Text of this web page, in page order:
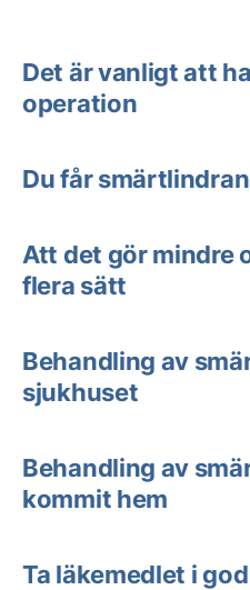
Det är vanligt att
operation
Du får
Att det gör mindre
flera sätt
Behandling av
sjukhuset
Behandling av
kommit hem
Ta läkemedlet i